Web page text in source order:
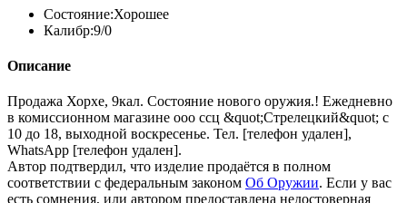
Состояние:Хорошее
Калибр:9/0
Описание
Продажа Хорхе, 9кал. Состояние нового оружия.! Ежедневно
в комиссионном магазине ооо ссц &quot;Стрелецкий&quot; с
10 до 18, выходной воскресенье. Тел. [телефон удален],
WhatsApp [телефон удален].
Автор подтвердил, что изделие продаётся в полном
соответствии с федеральным законом Об Оружии. Если у вас
есть сомнения, или автором предоставлена недостоверная